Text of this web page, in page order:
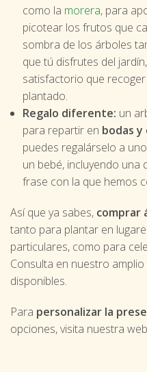
como la morera,para
picotear los frutos que
sombra de los árboles
que tú disfrutes del
satisfactorio que
plantado.
Regalo diferente: un
para repartir en bodas
puedes regalárselo a
un bebé, incluyendo una
frase con la que hemos
Así que ya sabes, comprar
tanto para plantar en
particulares, como para
Consulta en nuestro
disponibles.
Para personalizar la
opciones, visita nuestra web